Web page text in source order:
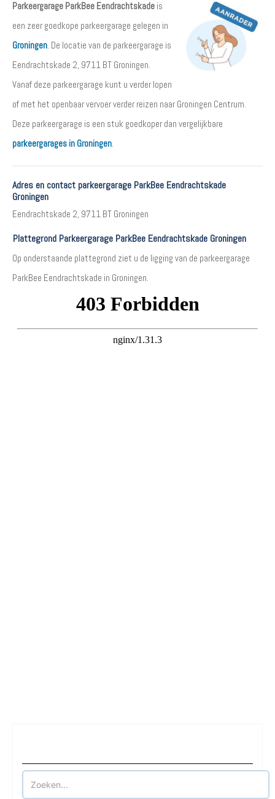
Parkeergarage ParkBee Eendrachtskade is
een zeer goedkope parkeergarage gelegen in
Groningen. De locatie van de parkeergarage is
Eendrachtskade 2, 9711 BT Groningen.
Vanaf deze parkeergarage kunt u verder lopen
of met het openbaar vervoer verder reizen naar Groningen Centrum.
Deze parkeergarage is een stuk goedkoper dan vergelijkbare
parkeergarages in Groningen.
Adres en contact parkeergarage ParkBee Eendrachtskade
Groningen
Eendrachtskade 2, 9711 BT Groningen
Plattegrond Parkeergarage ParkBee Eendrachtskade Groningen
Op onderstaande plattegrond ziet u de ligging van de parkeergarage
ParkBee Eendrachtskade in Groningen.